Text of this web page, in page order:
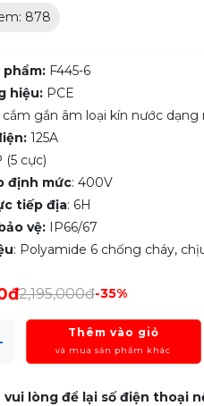
878
phẩm: F445-6
hiệu: PCE
cắm gắn âm loại kín nước dạng
125A
(5 cực)
định mức: 400V
tiếp địa: 6H
vệ: IP66/67
: Polyamide 6 chống cháy,
2,195,000đ-35%
Thêm vào giỏ
và mua sản phẩm khác
vui lòng để lại số điện thoại